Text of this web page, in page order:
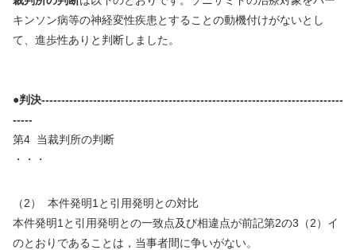
キンソン病等の神経変性疾患とすることの動機付けがないとし
て、進歩性ありと判断しました。
●判決----------------------------------------------------------------------------
-----
第4 当裁判所の判断
・・・
（2） 本件発明1 と引用発明との対比
本件発明1 と引用発明との一致点及び相違点が前記第2の3 （2）イ
のとおりであることは，当事者間に争いがない。